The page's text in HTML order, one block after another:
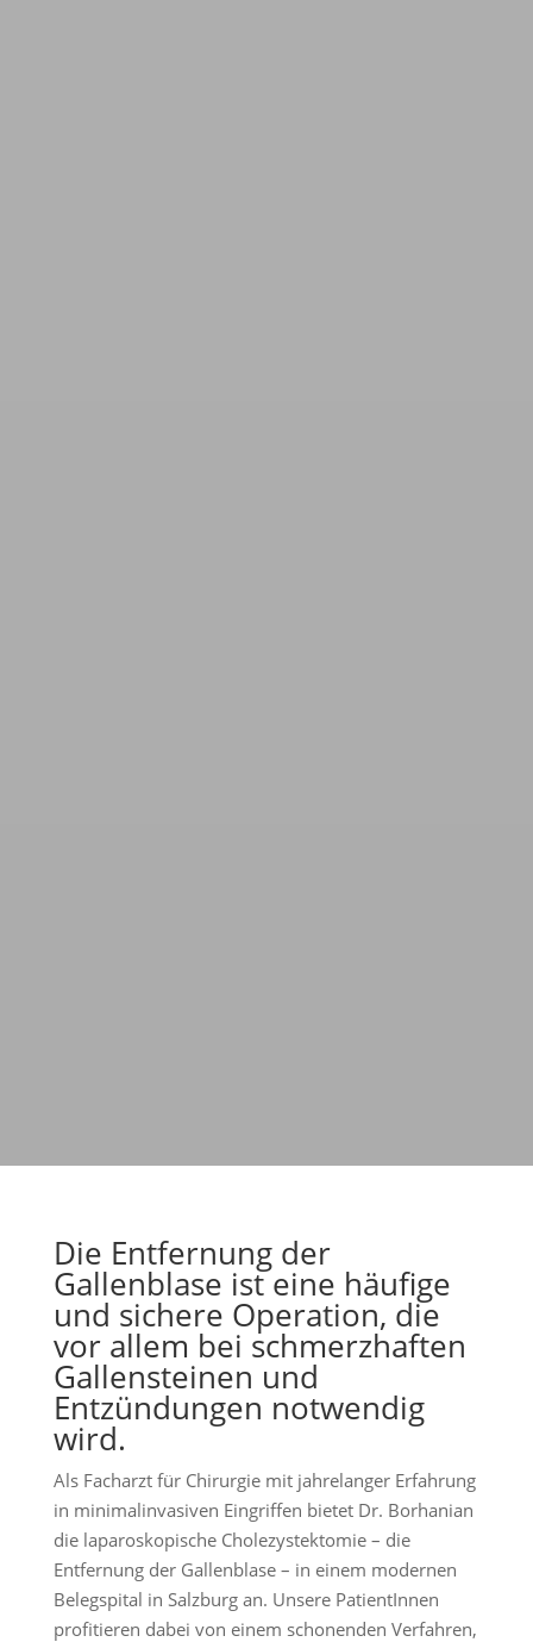
Die Entfernung der
Gallenblase ist eine häufige
und sichere Operation, die
vor allem bei schmerzhaften
Gallensteinen und
Entzündungen notwendig
wird.
Als Facharzt für Chirurgie mit jahrelanger Erfahrung
in minimalinvasiven Eingriffen bietet Dr. Borhanian
die laparoskopische Cholezystektomie – die
Entfernung der Gallenblase – in einem modernen
Belegspital in Salzburg an. Unsere PatientInnen
profitieren dabei von einem schonenden Verfahren,